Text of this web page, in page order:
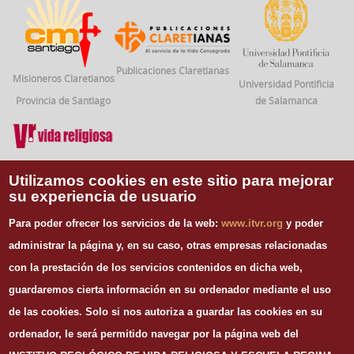
Misioneros Claretianos
Provincia de Santiago
Publicaciones Claretianas
Universidad Pontificia
de Salamanca
Vida Religiosa
Instituto Teológico de Vida Religiosa
Escuela Regina Apostolorum
28008 Madrid
Tel. 91 540 12 73
Whatsapp: 626 278 077
email.secretaria@itvr.org
Utilizamos cookies en este sitio para mejorar
su experiencia de usuario
Para poder ofrecer los servicios de la web:www.itvr.org y poder
administrar la página y, en su caso, otras empresas relacionadas
con la prestación de los servicios contenidos en dicha web,
guardaremos cierta información en su ordenador mediante el uso
de las cookies. Solo si nos autoriza a guardar las cookies en su
ordenador, le será permitido navegar por la página web del